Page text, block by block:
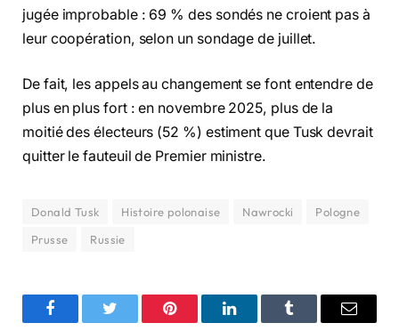
jugée improbable : 69 % des sondés ne croient pas à
leur coopération, selon un sondage de juillet.
De fait, les appels au changement se font entendre de
plus en plus fort : en novembre 2025, plus de la
moitié des électeurs (52 %) estiment que Tusk devrait
quitter le fauteuil de Premier ministre.
Donald Tusk Histoire polonaise Nawrocki
Pologne
Prusse
Russie
FacebookTwitter Pinterest LinkedInTumblr Email